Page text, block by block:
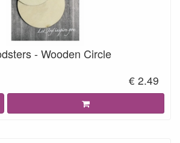
- Wooden Circle
€ 2.49